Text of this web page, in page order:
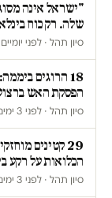
"ישראל אינה
שלה. רק כוח
סיון תהל · לפני יומיים
18 הרוגים
הפסקת האש
סיון תהל · לפני 3 ימים
29 קטינים
הכלואות על רקע
סיון תהל · לפני 3 ימים